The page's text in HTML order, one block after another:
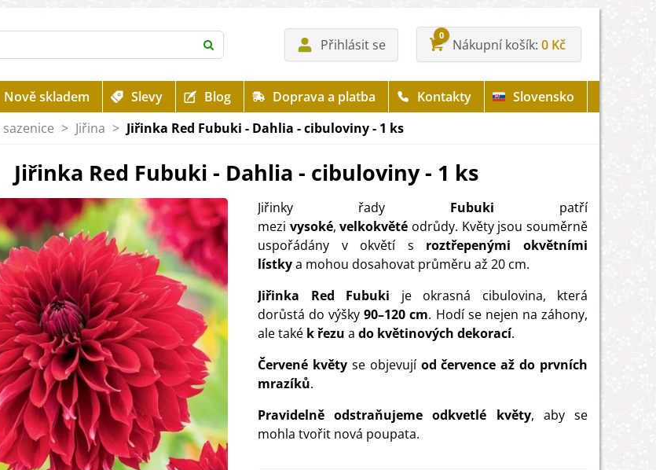
Přihlásit se
0
Nákupní košík 0 Kč
Nově skladem Slevy Blog Doprava a platba Kontakty
Slovensko
> Jiřina > Jiřinka Red Fubuki - Dahlia - cibuloviny - 1 ks
Jiřinka Red Fubuki - Dahlia - cibuloviny - 1 ks
Jiřinky řady Fubuki patří
mezi vysoké,velkokvěté odrůdy. Květy jsou souměrně
uspořádány v okvětí s roztřepenými okvětními
lístkya mohou dosahovat průměru až 20 cm.
Jiřinka Red Fubuki je okrasná cibulovina, která
dorůstá do výšky90–120 cm. Hodí se nejen na záhony,
ale také k řezu a do květinových dekorací.
Červené květyse objevují od července až do prvních
mrazíků.
Pravidelně odstraňujeme odkvetlé květy, aby se
mohla tvořit nová poupata.